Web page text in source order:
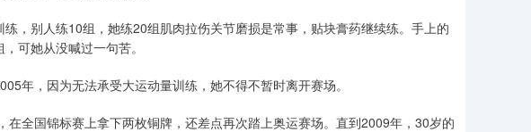
，别人练10组，她练20组肌肉拉伤关节磨损是常事，贴块膏药继续练。手上的
可她从没喊过一句苦。
年，因为无法承受大运动量训练，她不得不暂时离开赛场。
全国锦标赛上拿下两枚铜牌，还差点再次踏上奥运赛场。直到2009年，30岁的